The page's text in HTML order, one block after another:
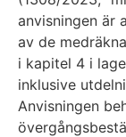
anvisningen är
av de
i kapitel 4 i
inklusive
Anvisningen